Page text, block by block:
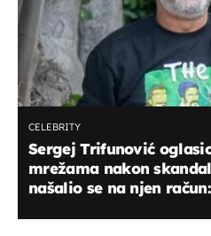
CELEBRITY
Sergej Trifunović
mrežama nakon
našalio se na njen